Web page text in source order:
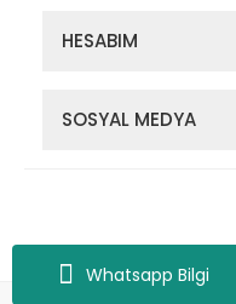
Whatsapp Bilgi
HESABIM
SOSYAL MEDYA